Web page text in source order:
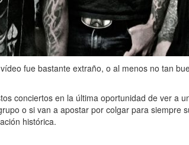
fue bastante extraño, o al menos no tan
conciertos en la última oportunidad de ver a
o si van a apostar por colgar para
histórica.